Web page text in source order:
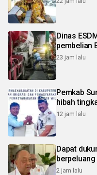
Dinas
pembelian
23 jam lalu
Pemkab
hibah
12 jam lalu
Dapat
berpeluang
2 jam lalu